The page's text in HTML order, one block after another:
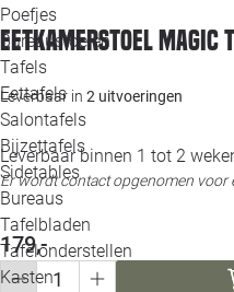
Poefjes
Bureaustoelen
Tafels
Eettafels
Salontafels
Bijzettafels
Sidetables
Bureaus
Tafelbladen
Tafelonderstellen
Kasten
Eetkamerstoel Magic
Leverbaar in 2 uitvoeringen
Leverbaar binnen 1 tot 2
Er wordt contact opgenomen voor
179,-